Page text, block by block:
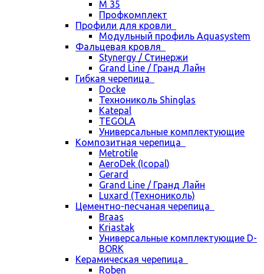
М 35
Профкомплект
Профили для кровли
Модульный профиль Aquasystem
Фальцевая кровля
Stynergy / Стинержи
Grand Line / Гранд Лайн
Гибкая черепица
Docke
Технониколь Shinglas
Katepal
TEGOLA
Универсальные комплектующие
Композитная черепица
Metrotile
AeroDek (Icopal)
Gerard
Grand Line / Гранд Лайн
Luxard (Технониколь)
Цементно-песчаная черепица
Braas
Kriastak
Универсальные комплектующие D-
BORK
Керамическая черепица
Roben